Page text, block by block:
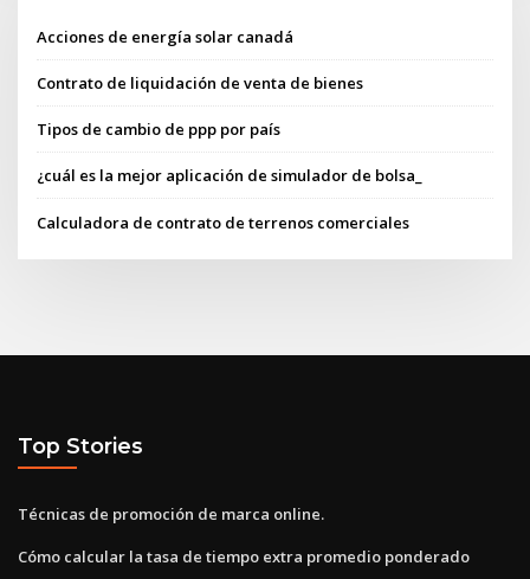
Acciones de energía solar canadá
Contrato de liquidación de venta de bienes
Tipos de cambio de ppp por país
¿cuál es la mejor aplicación de simulador de bolsa_
Calculadora de contrato de terrenos comerciales
Top Stories
Técnicas de promoción de marca online.
Cómo calcular la tasa de tiempo extra promedio ponderado